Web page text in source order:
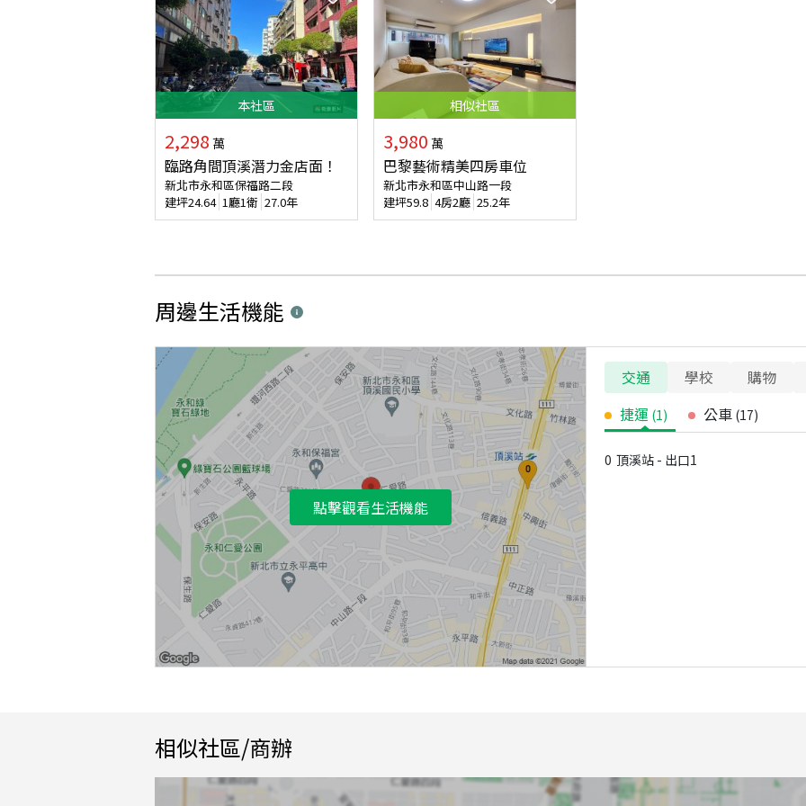
本社區
2,298 萬
臨路角間頂溪潛力金店面！
新北市永和區保福路二段
建坪24.64 1廳1衛 27.0年
相似社區
3,980 萬
巴黎藝術精美四房車位
新北市永和區中山路一段
建坪59.8 4房2廳 25.2年
周邊生活機能
點擊觀看生活機能
交通 學校 購物
捷運 (1) 公車 (17)
0 頂溪站 - 出口1
相似社區/商辦